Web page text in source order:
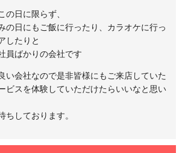
の日に限らず、
の日にもご飯に行ったり、カラオケに行っ
したりと
員ばかりの会社です
い会社なので是非皆様にもご来店していた
ビスを体験していただけたらいいなと思い
ちしております。